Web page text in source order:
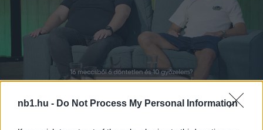
nb1.hu - Do Not Process My Personal Information